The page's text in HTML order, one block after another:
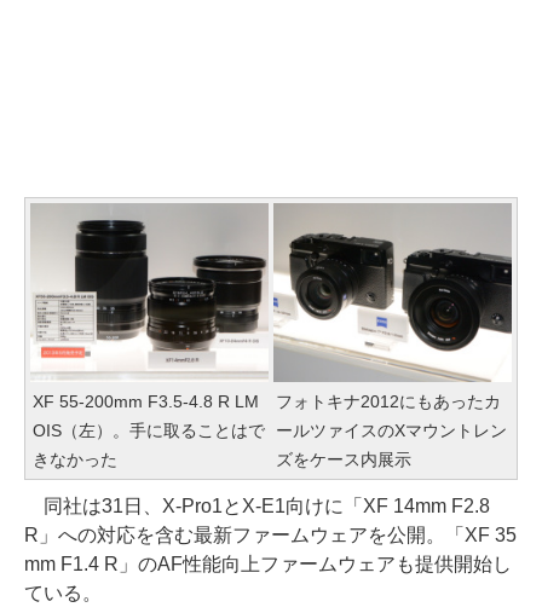
XF 55-200mm F3.5-4.8 R LM
OIS（左）。手に取ることはで
きなかった
フォトキナ2012にもあったカ
ールツァイスのXマウントレン
ズをケース内展示
同社は31日、X-Pro1とX-E1向けに「XF 14mm F2.8
R」への対応を含む最新ファームウェアを公開。「XF 35
mm F1.4 R」のAF性能向上ファームウェアも提供開始し
ている。